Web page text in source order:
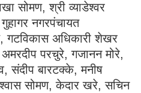
सोमण, श्री व्याडेश्वर
नगरपंचायत
गटविकास अधिकारी शेखर
परचुरे, गजानन मोरे,
संदीप बारटक्के, मनीष
सोमण, केदार खरे, सचिन